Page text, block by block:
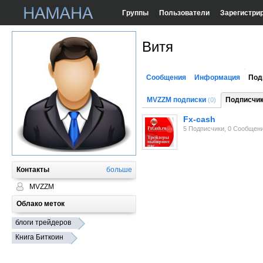
Группы Пользователи
Контакты больше
MVZZM
Облако меток
блоги трейдеров
Книга Биткоин
Витя
Сообщения Информация
MVZZM подписки (0)
Fx-cash
5 Подписчики, 0